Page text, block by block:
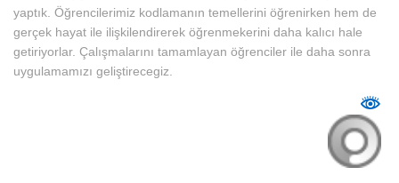
yaptık. Öğrencilerimiz kodlamanın temellerini öğrenirken hem de
gerçek hayat ile ilişkilendirerek öğrenmekerini daha kalıcı hale
getiriyorlar. Çalışmalarını tamamlayan öğrenciler ile daha sonra
uygulamamızı geliştirecegiz.